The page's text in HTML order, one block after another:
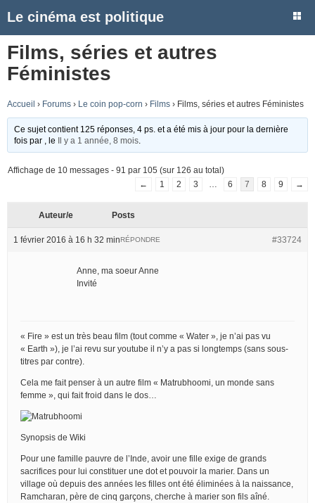
Le cinéma est politique
Films, séries et autres
Féministes
Accueil › Forums › Le coin pop-corn › Films › Films, séries et autres Féministes
Ce sujet contient 125 réponses, 4 ps. et a été mis à jour pour la dernière
fois par
, le Il y a 1 année, 8 mois
Affichage de 10 messages - 91 par 105 (sur 126 au total)
←
1 2 3 6 7 8 9 →
Auteur/e Posts
1 février 2016 à 16 h 32 min #33724
RÉPONDRE
Anne, ma soeur Anne
Invité
« Fire » est un très beau film (tout comme « Water », je n’ai pas vu
« Earth »), je l’ai revu sur youtube il n’y a pas si longtemps (sans sous-
titres par contre).
Cela me fait penser à un autre film « Matrubhoomi, un monde sans
femme », qui fait froid dans le dos…
Synopsis de Wiki
Pour une famille pauvre de l’Inde, avoir une fille exige de grands
sacrifices pour lui constituer une dot et pouvoir la marier. Dans un
village où depuis des années les filles ont été éliminées à la naissance,
Ramcharan, père de cinq garçons, cherche à marier son fils aîné.